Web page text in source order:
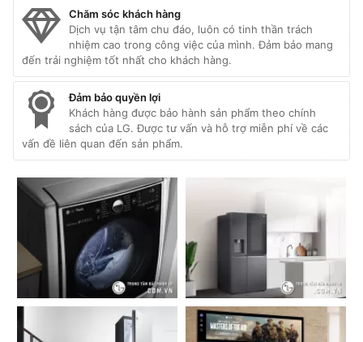
Chăm sóc khách hàng
Dịch vụ tận tâm chu đáo, luôn có tinh thần trách
nhiệm cao trong công việc của mình. Đảm bảo mang
đến trải nghiệm tốt nhất cho khách hàng.
Đảm bảo quyền lợi
Khách hàng được bảo hành sản phẩm theo chính
sách của LG. Được tư vấn và hỗ trợ miễn phí về các
vấn đề liên quan đến sản phẩm.